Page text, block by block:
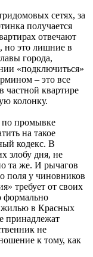
сетях, за
получается
отвечают
но это лишние в
города,
«подключиться»
– это все
частной квартире
колонку.
по промывке
на такое
кодекс. В
злобу дня, не
та же. И рычагов
поля у чиновников
требует от своих
формально
жилью в Красных
принадлежат
не
к тому, как